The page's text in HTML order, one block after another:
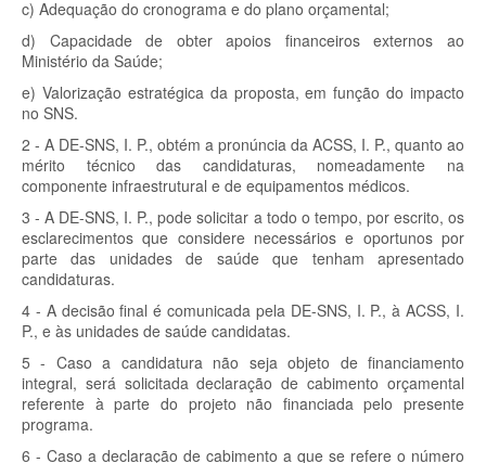
c) Adequação do cronograma e do plano orçamental;
d) Capacidade de obter apoios financeiros externos ao
Ministério da Saúde;
e) Valorização estratégica da proposta, em função do impacto
no SNS.
2 - A DE-SNS, I. P., obtém a pronúncia da ACSS, I. P., quanto ao
mérito técnico das candidaturas, nomeadamente na
componente infraestrutural e de equipamentos médicos.
3 - A DE-SNS, I. P., pode solicitar a todo o tempo, por escrito, os
esclarecimentos que considere necessários e oportunos por
parte das unidades de saúde que tenham apresentado
candidaturas.
4 - A decisão final é comunicada pela DE-SNS, I. P., à ACSS, I.
P., e às unidades de saúde candidatas.
5 - Caso a candidatura não seja objeto de financiamento
integral, será solicitada declaração de cabimento orçamental
referente à parte do projeto não financiada pelo presente
programa.
6 - Caso a declaração de cabimento a que se refere o número